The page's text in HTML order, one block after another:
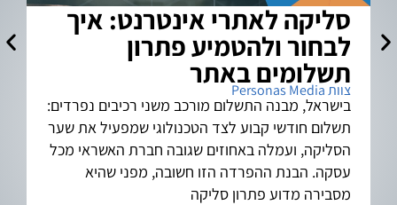
סליקה לאתרי אינטרנט: איך
לבחור ולהטמיע פתרון
תשלומים באתר
צוות Personas Media
בישראל, מבנה התשלום מורכב משני רכיבים נפרדים:
תשלום חודשי קבוע לצד הטכנולוגי שמפעיל את שער
הסליקה, ועמלה באחוזים שגובה חברת האשראי מכל
עסקה. הבנת ההפרדה הזו חשובה, מפני שהיא
מסבירה מדוע פתרון סליקה